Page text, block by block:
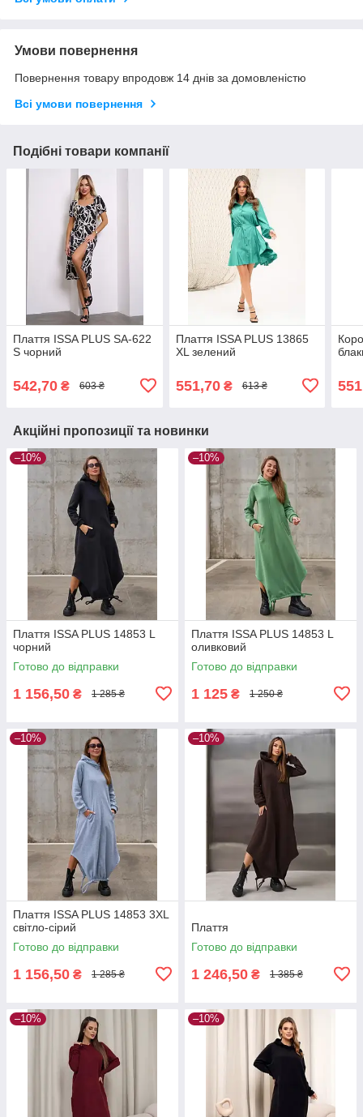
Умови повернення
Повернення товару впродовж 14 днів за домовленістю
Всі умови повернення
Подібні товари компанії
Плаття ISSA PLUS SA-622
S чорний
542,70 ₴ 603 ₴
Плаття ISSA PLUS 13865
XL зелений
551,70₴ 613 ₴
Акційні пропозиції та новинки
–10%
Плаття ISSA PLUS 14853 L
чорний
Готово до відправки
1 156,50 ₴ 1 285 ₴
–10%
Плаття ISSA PLUS 14853 L
оливковий
Готово до відправки
1 125 ₴ 1 250 ₴
–10%
Плаття ISSA PLUS 14853 3XL
світло-сірий
Готово до відправки
1 156,50 ₴ 1 285 ₴
–10%
Плаття
Готово до відправки
1 246,50 ₴ 1 385 ₴
–10% –10%